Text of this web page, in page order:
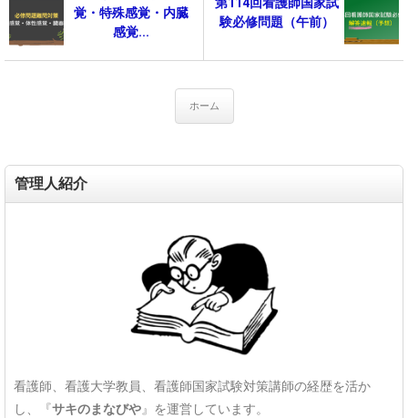
覚・特殊感覚・内臓
感覚...
験必修問題（午前）
ホーム
管理人紹介
看護師、看護大学教員、看護師国家試験対策講師の経歴を活か
し、『サキのまなびや 』を運営しています。